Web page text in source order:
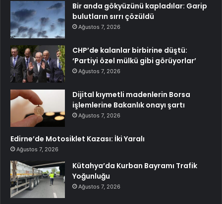
Bir anda gökyüzünü kapladılar: Garip
bulutların sırrı çözüldü
Ağustos 7, 2026
CHP’de kalanlar birbirine düştü:
‘Partiyi özel mülkü gibi görüyorlar’
Ağustos 7, 2026
Dijital kıymetli madenlerin Borsa
işlemlerine Bakanlık onayı şartı
Ağustos 7, 2026
Edirne’de Motosiklet Kazası: İki Yaralı
Ağustos 7, 2026
Kütahya’da Kurban Bayramı Trafik
Yoğunluğu
Ağustos 7, 2026